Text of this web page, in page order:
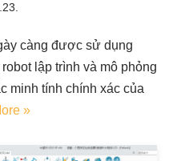
càng được sử dụng
lập trình và mô phỏng
minh tính chính xác của
»